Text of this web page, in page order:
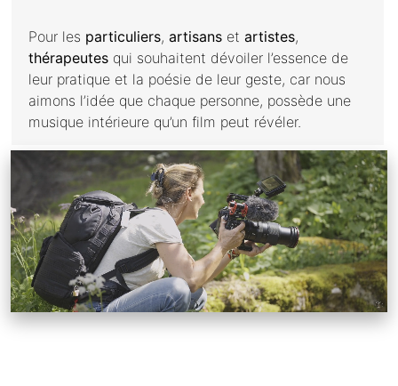
Pour les particuliers, artisans et artistes,
thérapeutes qui souhaitent dévoiler l’essence de
leur pratique et la poésie de leur geste, car nous
aimons l’idée que chaque personne, possède une
musique intérieure qu’un film peut révéler.